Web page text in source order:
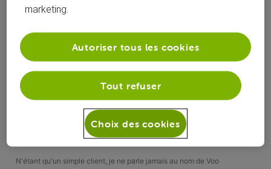
Oui, les clients ont été prévenu, il y avait une annexe avec
myvoo.
Il y avait également mention des augmentations pour
certaines formule d'abonnement (sauf le trio wahoo de
mémoire qui n'a que la seule augmentation au niveau de la
N'étant qu'un simple client, je ne parle jamais au nom de Voo
marketing.
Tout refuser
Autoriser tous les cookies
Choix des cookies